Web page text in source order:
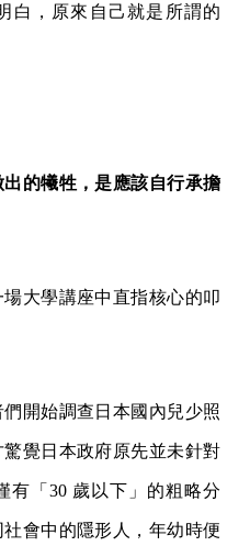
，原來自己就是所謂的
出的犧牲，是應該自行承擔
大學講座中直指核心的叩
們開始調查日本國內兒少照
覺日本政府原先並未針對
有「30 歲以下」的粗略分
會中的隱形人，年幼時便